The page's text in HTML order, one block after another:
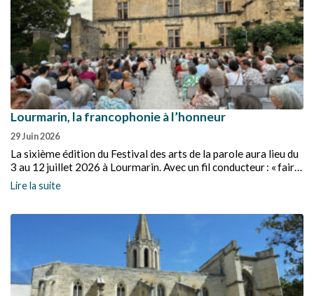
Lourmarin, la francophonie à l’honneur
29 Juin 2026
La sixième édition du Festival des arts de la parole aura lieu du
3 au 12 juillet 2026 à Lourmarin. Avec un fil conducteur : « faire
langue commune ».
Lire la suite